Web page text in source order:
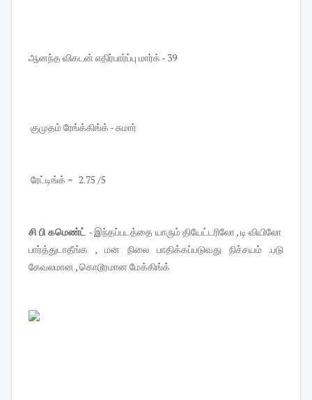
ஆனந்த விகடன் எதிர்பார்ப்பு மார்க் - 39
குமுதம் ரேங்க்கிங்க் - சுமார்
ரேட்டிங்க் = 2.75 /5
சி பி கமெண்ட் - இந்தப்படத்தை யாரும் தியேட்டரிலோ , டி வியிலோ
பார்த்துடாதீங்க , மன நிலை பாதிக்கப்படுவது நிச்சயம் .படு
கேவலமான , கொடூரமான மேக்கிங்க்